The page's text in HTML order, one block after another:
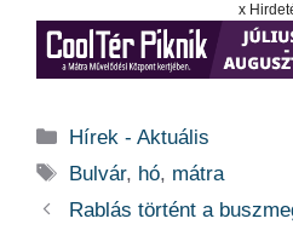
x
Kategória
Hírek - Aktuális
Címkék
Bulvár, hó, mátra
Rablás történt a